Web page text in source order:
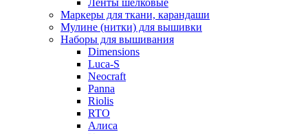
Ленты шелковые
Маркеры для ткани, карандаши
Мулине (нитки) для вышивки
Наборы для вышивания
Dimensions
Luca-S
Neocraft
Panna
Riolis
RTO
Алиса